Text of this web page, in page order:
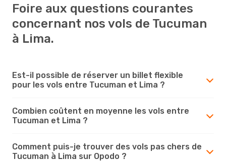
Foire aux questions courantes
concernant nos vols de Tucuman
à Lima.
Est-il possible de réserver un billet flexible
pour les vols entre Tucuman et Lima ?
Combien coûtent en moyenne les vols entre
Tucuman et Lima ?
Comment puis-je trouver des vols pas chers de
Tucuman à Lima sur Opodo ?